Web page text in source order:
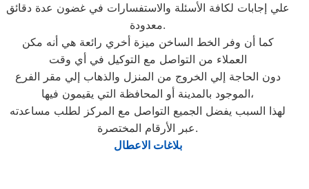
علي إجابات لكافة الأسئلة والاستفسارات في غضون عدة دقائق
معدودة.
كما أن وفر الخط الساخن ميزة أخري رائعة هي أنه مكن
العملاء من التواصل مع التوكيل في أي وقت
دون الحاجة إلي الخروج من المنزل والذهاب إلي مقر الفرع
الموجود بالمدينة أو المحافظة التي يقيمون فيها،
لهذا السبب يفضل الجميع التواصل مع المركز لطلب مساعدته
عبر الأرقام المختصرة.
بلاغات الاعطال